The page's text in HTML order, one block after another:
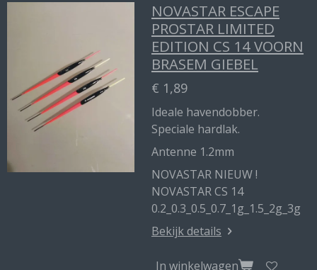
NOVASTAR ESCAPE
PROSTAR LIMITED
EDITION CS 14 VOORN
BRASEM GIEBEL
€ 1,89
Ideale havendobber.
Speciale hardlak.
Antenne 1.2mm
NOVASTAR NIEUW !
NOVASTAR CS 14
0.2_0.3_0.5_0.7_1g_1.5_2g_3g
Bekijk details
In winkelwagen